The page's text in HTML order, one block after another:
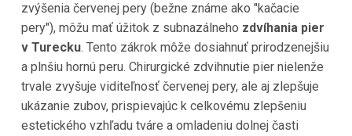
zvýšenia červenej pery (bežne známe ako "kačacie
pery"), môžu mať úžitok z subnazálneho zdvíhania pier
v Turecku. Tento zákrok môže dosiahnuť prirodzenejšiu
a plnšiu hornú peru. Chirurgické zdvihnutie pier nielenže
trvale zvyšuje viditeľnosť červenej pery, ale aj zlepšuje
ukázanie zubov, prispievajúc k celkovému zlepšeniu
estetického vzhľadu tváre a omladeniu dolnej časti